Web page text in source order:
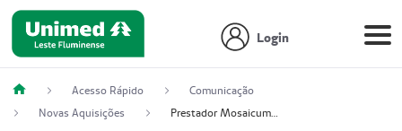
Login
Acesso Rápido
Comunicação
Novas Aquisições
Prestador Mosaicum Espaço Clínico Ltda (51004352-0)